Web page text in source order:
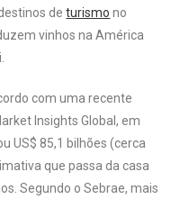
deturismo no
vinhos na América
com uma recente
Insights Global, em
US$ 85,1 bilhões (cerca
que passa da casa
Segundo o Sebrae, mais